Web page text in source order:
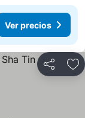
Ver precios
Compartir